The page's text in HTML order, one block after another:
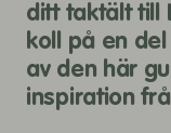
ditt taktält till
koll på en
av den här
inspiration